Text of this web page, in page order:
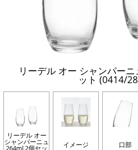
リーデル オー シャンパー
ット (0414/
リーデル オー
シャンパーニュ
264ml 2個セッ イメージ 口部